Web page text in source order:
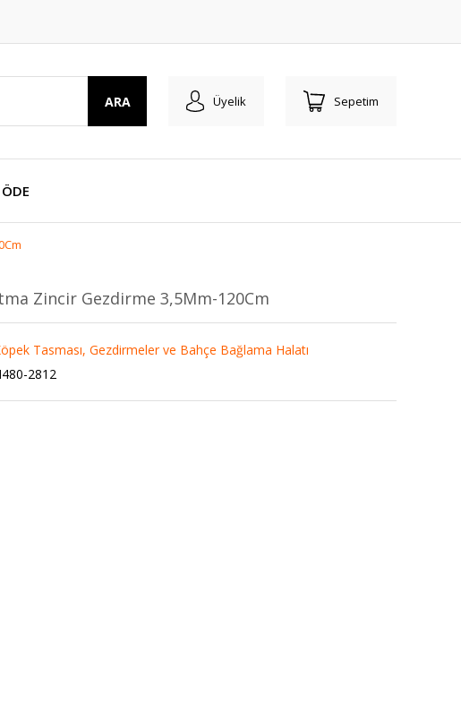
ARA Üyelik Sepetim
Zincir Gezdirme 3,5Mm-120Cm
Tasması, Gezdirmeler ve Bahçe Bağlama Halatı
2812